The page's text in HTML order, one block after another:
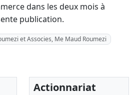
dans les deux mois à
publication.
et Associes, Me Maud Roumezi
Actionnariat